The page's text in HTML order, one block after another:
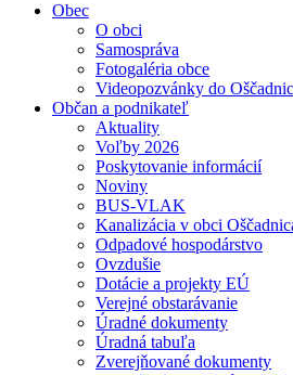
Obec
O obci
Samospráva
Fotogaléria obce
Videopozvánky do
Občan a podnikateľ
Aktuality
Voľby 2026
Poskytovanie informácií
Noviny
BUS-VLAK
Kanalizácia v obci
Odpadové hospodárstvo
Ovzdušie
Dotácie a projekty EÚ
Verejné obstarávanie
Úradné dokumenty
Úradná tabuľa
Zverejňované dokumenty